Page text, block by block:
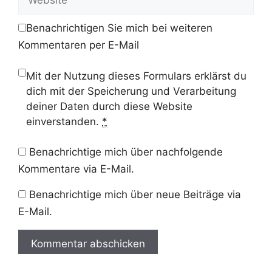
Benachrichtigen Sie mich bei weiteren
Kommentaren per E-Mail
Mit der Nutzung dieses Formulars erklärst du
dich mit der Speicherung und Verarbeitung
deiner Daten durch diese Website
einverstanden. *
Benachrichtige mich über nachfolgende
Kommentare via E-Mail.
Benachrichtige mich über neue Beiträge via
E-Mail.